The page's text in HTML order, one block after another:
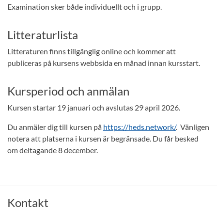
Examination sker både individuellt och i grupp.
Litteraturlista
Litteraturen finns tillgänglig online och kommer att
publiceras på kursens webbsida en månad innan kursstart.
Kursperiod och anmälan
Kursen startar 19 januari och avslutas 29 april 2026.
Du anmäler dig till kursen på https://heds.network/. Vänligen
notera att platserna i kursen är begränsade. Du får besked
om deltagande 8 december.
Kontakt